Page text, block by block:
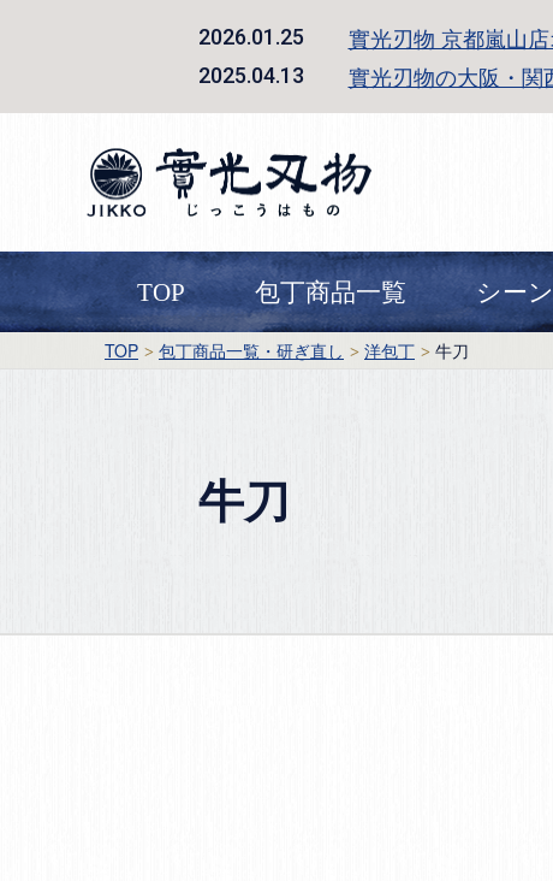
2026.01.25 實光刃物 京都嵐山
2025.04.13 實光刃物の大阪・
TOP 包丁商品一覧 シー
TOP 包丁商品一覧・研ぎ直し 洋包丁 牛刀
牛刀